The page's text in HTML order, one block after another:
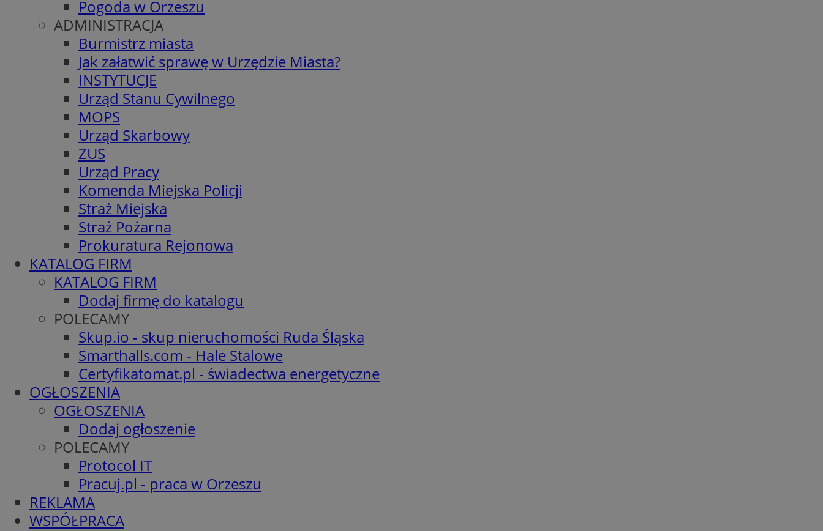
Pogoda w Orzeszu
ADMINISTRACJA
Burmistrz miasta
Jak załatwić sprawę w Urzędzie Miasta?
INSTYTUCJE
Urząd Stanu Cywilnego
MOPS
Urząd Skarbowy
ZUS
Urząd Pracy
Komenda Miejska Policji
Straż Miejska
Straż Pożarna
Prokuratura Rejonowa
KATALOG FIRM
KATALOG FIRM
Dodaj firmę do katalogu
POLECAMY
Skup.io - skup nieruchomości Ruda Śląska
Smarthalls.com - Hale Stalowe
Certyfikatomat.pl - świadectwa energetyczne
OGŁOSZENIA
OGŁOSZENIA
Dodaj ogłoszenie
POLECAMY
Protocol IT
Pracuj.pl - praca w Orzeszu
REKLAMA
WSPÓŁPRACA